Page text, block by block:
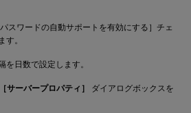
スワードの自動サポートを有効にする］チェ
す。
を日数で設定します。
［サーバープロパティ］
ダイアログボックスを